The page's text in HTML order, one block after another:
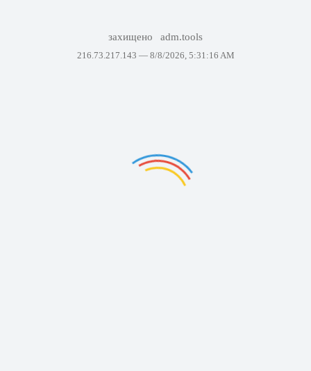
захищено adm.tools
216.73.217.143 — 8/8/2026, 5:31:16 AM